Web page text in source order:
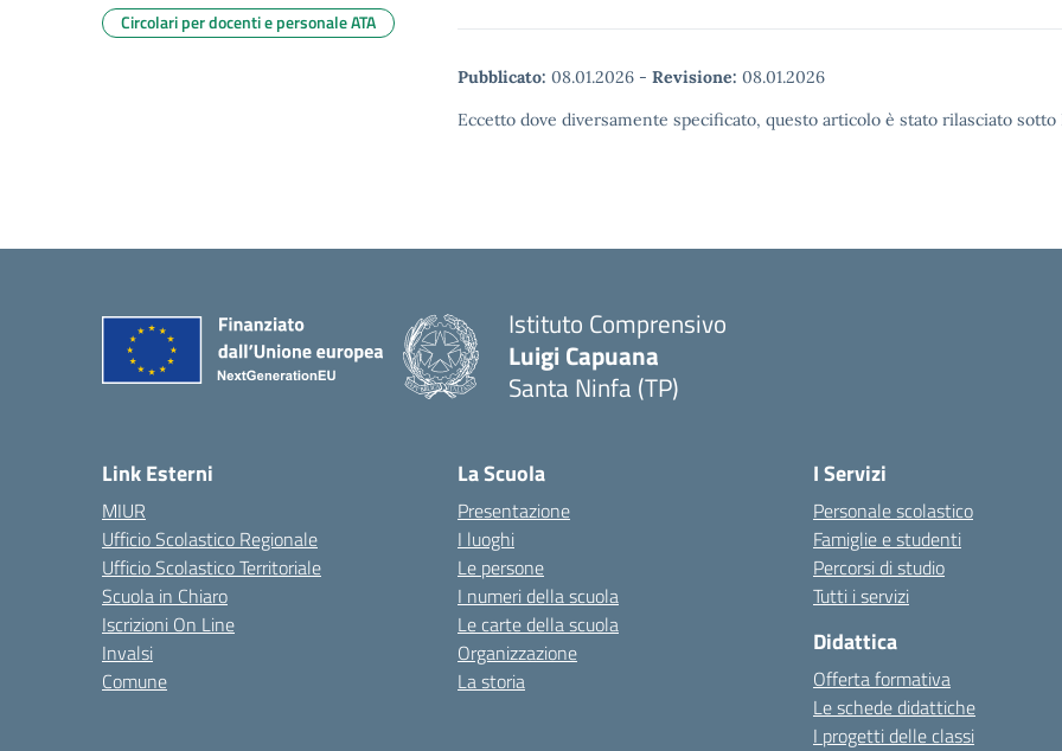
Pubblicato: 08.01.2026 - Revisione: 08.01.2026
Eccetto dove diversamente specificato, questo articolo è stato rilasciato
Circolari per docenti e personale ATA
Istituto Comprensivo
Luigi Capuana
Santa Ninfa (TP)
Link Esterni
MIUR
Ufficio Scolastico Regionale
Ufficio Scolastico Territoriale
Scuola in Chiaro
Iscrizioni On Line
Invalsi
Comune
La Scuola
Presentazione
I luoghi
Le persone
I numeri della scuola
Le carte della scuola
Organizzazione
La storia
I Servizi
Personale scolastico
Famiglie e studenti
Percorsi di studio
Tutti i servizi
Didattica
Offerta formativa
Le schede didattiche
I progetti delle classi